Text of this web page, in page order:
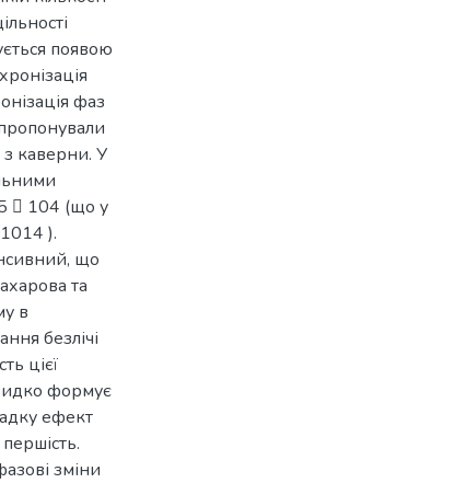
появою
фаз
каверни. У
 104 (що у
).
що
та
в
безлічі
цієї
формує
ефект
зміни